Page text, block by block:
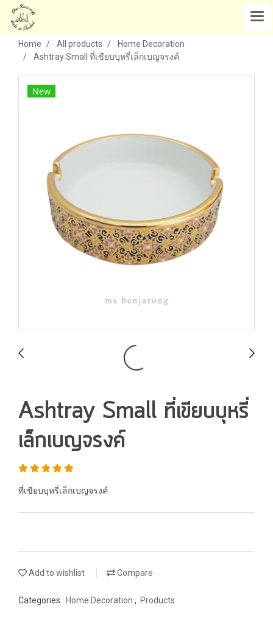
Home All products
Home Decoration
Ashtray Small ที่เขียบบุหรี่เล็กเบญจรงค์
New
Ashtray Small ที่เขียบบุหรี่
เล็กเบญจรงค์
ที่เขียบบุหรี่เล็กเบญจรงค์
Add to wishlist Compare
Categories : Home Decoration , Products